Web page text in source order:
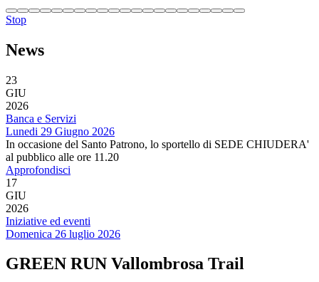
Stop
News
23
GIU
2026
Banca e Servizi
Lunedi 29 Giugno 2026
In occasione del Santo Patrono, lo sportello di SEDE CHIUDERA'
al pubblico alle ore 11.20
Approfondisci
17
GIU
2026
Iniziative ed eventi
Domenica 26 luglio 2026
GREEN RUN Vallombrosa Trail